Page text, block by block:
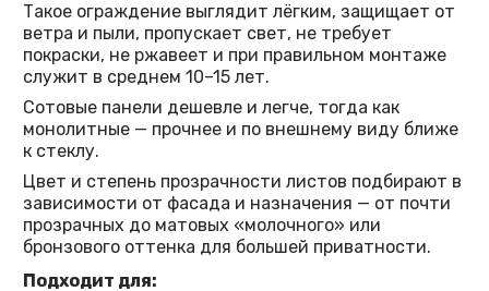
Такое ограждение выглядит лёгким, защищает от
ветра и пыли, пропускает свет, не требует
покраски, не ржавеет и при правильном монтаже
служит в среднем 10–15 лет.
Сотовые панели дешевле и легче, тогда как
монолитные — прочнее и по внешнему виду ближе
к стеклу.
Цвет и степень прозрачности листов подбирают в
зависимости от фасада и назначения — от почти
прозрачных до матовых «молочного» или
бронзового оттенка для большей приватности.
Подходит для: